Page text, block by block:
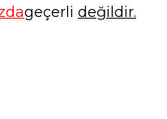
geçerli değildir.